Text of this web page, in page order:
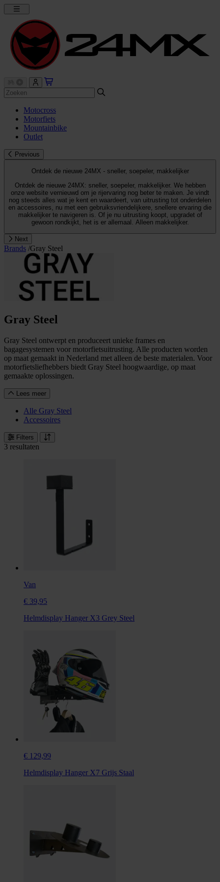
Motocross
Motorfiets
Mountainbike
Outlet
Previous
Ontdek de nieuwe 24MX - sneller, soepeler, makkelijker
Ontdek de nieuwe 24MX: sneller, soepeler, makkelijker. We hebben
onze website vernieuwd om je rijervaring nog beter te maken. Je vindt
nog steeds alles wat je kent en waardeert, van uitrusting tot onderdelen
en accessoires, nu met een gebruiksvriendelijkere, snellere ervaring die
makkelijker te navigeren is. Of je nu uitrusting koopt, upgradet of
gewoon rondkijkt, het is er allemaal. Alleen makkelijker.
Next
Brands /Gray Steel
Gray Steel
Gray Steel ontwerpt en produceert unieke frames en
bagagesystemen voor motorfietsuitrusting. Alle producten worden
op maat gemaakt in Nederland met alleen de beste materialen. Voor
motorfietsliefhebbers biedt Gray Steel hoogwaardige, op maat
gemaakte oplossingen.
Lees meer
Alle Gray Steel
Accessoires
Filters
3 resultaten
Van
€ 39,95
Helmdisplay Hanger X3 Grey Steel
€ 129,99
Helmdisplay Hanger X7 Grijs Staal